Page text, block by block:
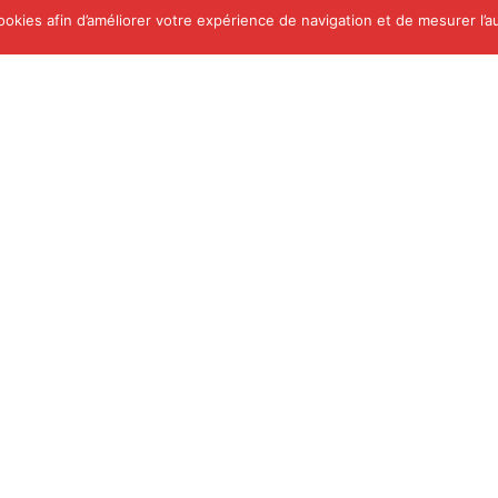
afin d’améliorer votre expérience de navigation et de mesurer